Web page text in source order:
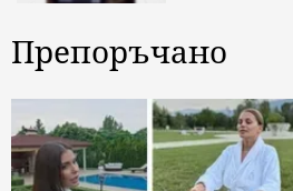
Препоръчано